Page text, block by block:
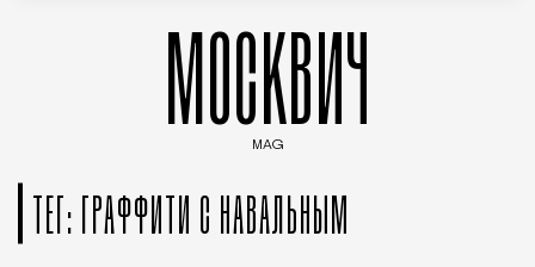
МОСКВИЧ
MAG
ТЕГ: ГРАФФИТИ С НАВАЛЬНЫМ